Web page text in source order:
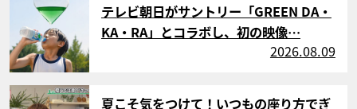
テレビ朝日がサントリー「GREEN DA・
KA・RA」とコラボし、初の映像…
2026.08.09
サムネイル
夏こそ気をつけて！いつもの座り方でぎ